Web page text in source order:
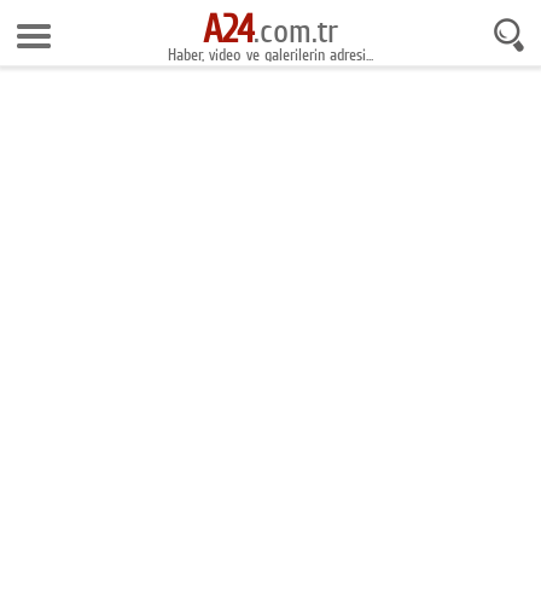
7 Ağustos 2026 8:51:02
Anasayfa
A24.com.tr
Haber, video ve galerilerin adresi...